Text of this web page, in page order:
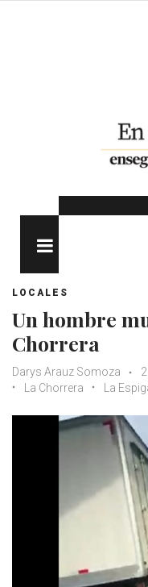
LOCALES
Un hombre
Chorrera
Darys Arauz Somoza
La Chorrera
La